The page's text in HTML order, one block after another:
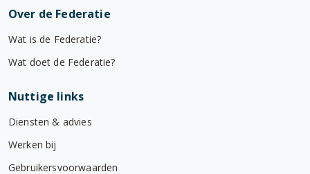
Over de Federatie
Wat is de Federatie?
Wat doet de Federatie?
Nuttige links
Diensten & advies
Werken bij
Gebruikersvoorwaarden